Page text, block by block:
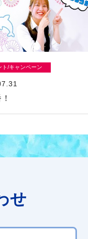
ト/キャンペーン
せ